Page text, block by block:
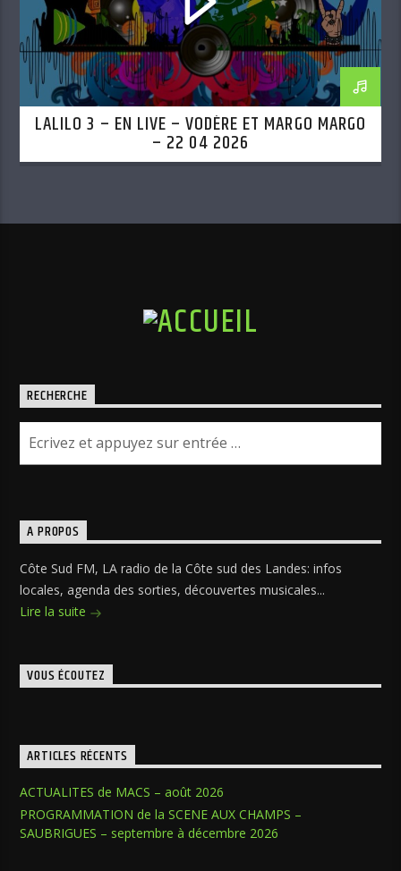
LALILO 3 – EN LIVE – VODÈRE ET MARGO MARGO
– 22 04 2026
RECHERCHE
A PROPOS
Côte Sud FM, LA radio de la Côte sud des Landes: infos
locales, agenda des sorties, découvertes musicales...
Lire la suite
VOUS ÉCOUTEZ
ARTICLES RÉCENTS
ACTUALITES de MACS – août 2026
PROGRAMMATION de la SCENE AUX CHAMPS –
SAUBRIGUES – septembre à décembre 2026